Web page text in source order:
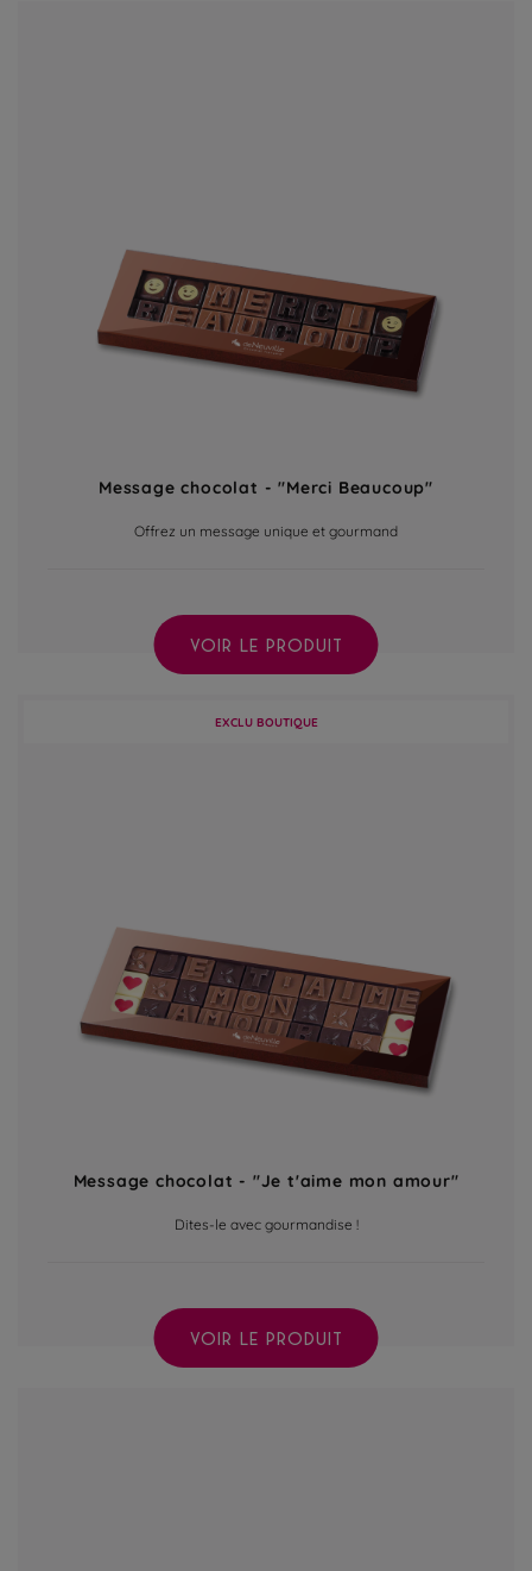
Message chocolat - "Merci Beaucoup"
Offrez un message unique et gourmand
VOIR LE PRODUIT
EXCLU BOUTIQUE
Message chocolat - "Je t'aime mon amour"
Dites-le avec gourmandise !
VOIR LE PRODUIT